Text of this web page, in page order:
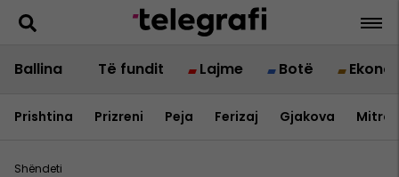
Ballina Të fundit Lajme Botë
Prishtina Prizreni Peja Ferizaj Gjakova
Shëndeti